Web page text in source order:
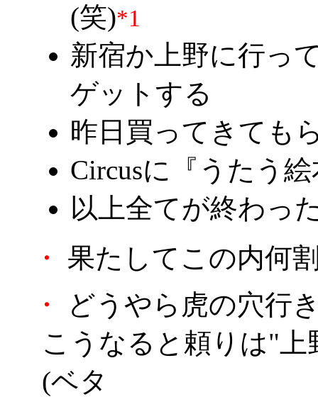
(笑)*1
新宿か上野に行っ
ゲットする
昨日買ってきても
Circusに『うたう
以上全てが終わっ
・
果たしてこの内何
・
どうやら虎の穴行
こうなると頼りは"
(ベタ